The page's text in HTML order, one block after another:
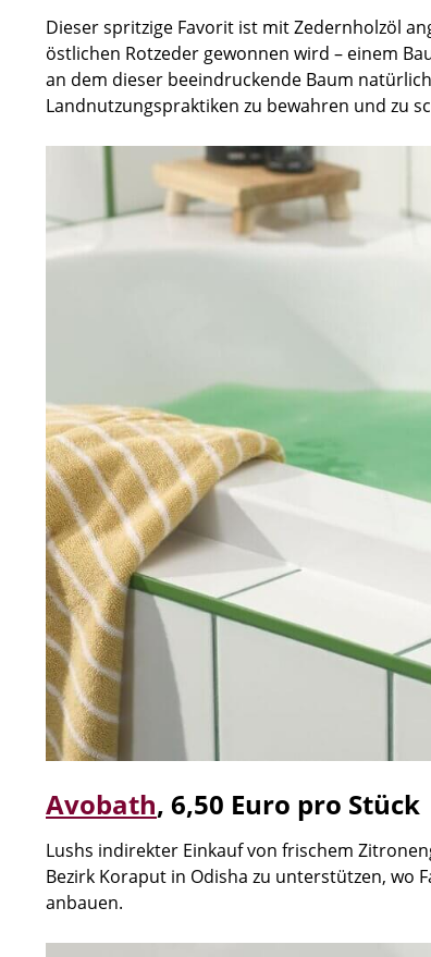
Dieser spritzige Favorit ist mit Zedernholzöl
östlichen Rotzeder gewonnen wird – einem
an dem dieser beeindruckende Baum
Landnutzungspraktiken zu bewahren und zu
Avobath, 6,50 Euro pro Stück
Lushs indirekter Einkauf von frischem
Bezirk Koraput in Odisha zu unterstützen, wo
anbauen.